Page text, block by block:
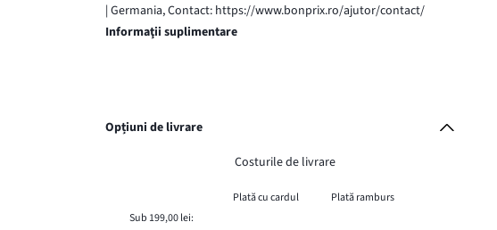
| Germania, Contact: https://www.bonprix.ro/ajutor/contact/
Informaţii suplimentare
Opțiuni de livrare
Costurile de livrare
Plată cu cardul
Plată ramburs
Sub 199,00 lei: